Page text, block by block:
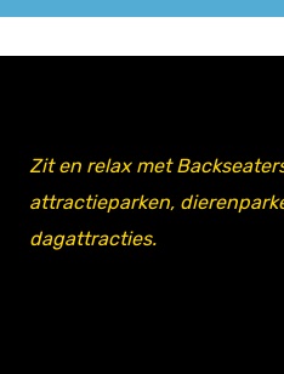
Zit en relax met
attractieparken,
dagattracties.